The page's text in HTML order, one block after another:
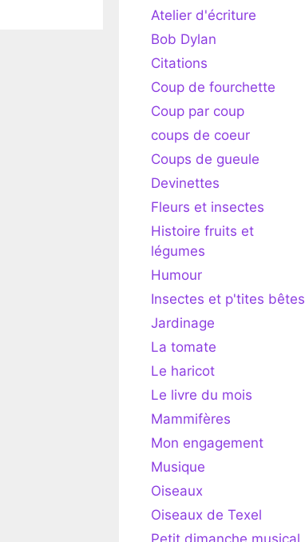
Atelier d'écriture
Bob Dylan
Citations
Coup de fourchette
Coup par coup
coups de coeur
Coups de gueule
Devinettes
Fleurs et insectes
Histoire fruits et
légumes
Humour
Insectes et p'tites bêtes
Jardinage
La tomate
Le haricot
Le livre du mois
Mammifères
Mon engagement
Musique
Oiseaux
Oiseaux de Texel
Petit dimanche musical